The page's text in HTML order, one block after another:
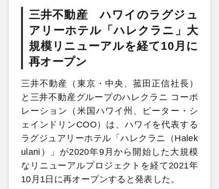
三井不動産 ハワイのラグジュ
アリーホテル「ハレクラニ」大
規模リニューアルを経て10月に
再オープン
三井不動産（東京・中央、菰田正信社長）
と三井不動産グループのハレクラニ コーポ
レーション（米国ハワイ州、ピーター・シ
ェインドリンCOO）は、ハワイを代表する
ラグジュアリーホテル「ハレクラニ（Halek
ulani）」が2020年9月から開始した大規模
なリニューアルプロジェクトを経て2021年
10月1日に再オープンすると発表した。